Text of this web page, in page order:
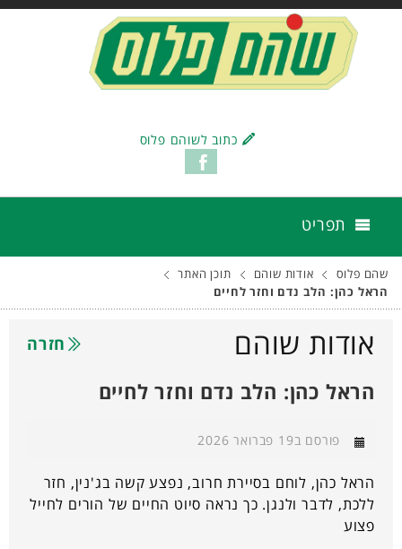
כתוב לשוהם פלוס
תפריט
שהם פלוס אודות שוהם
תוכן האתר
הראל כהן: הלב נדם וחזר לחיים
אודות שוהם חזרה
הראל כהן: הלב נדם וחזר לחיים
פורסם ב19 פברואר 2026
הראל כהן, לוחם בסיירת חרוב, נפצע קשה בג'נין, חזר
ללכת, לדבר ולנגן. כך נראה סיוט החיים של הורים לחייל
פצוע